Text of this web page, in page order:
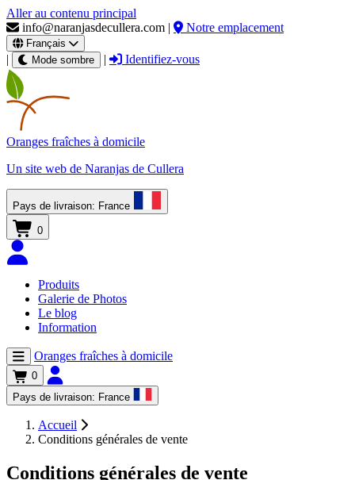
Aller au contenu principal
info@naranjasdecullera.com | Notre emplacement
Français
| Mode sombre | Identifiez-vous
Oranges fraîches à domicile
Un site web de Naranjas de Cullera
Pays de livraison: France
0
Produits
Galerie de Photos
Le blog
Information
Oranges fraîches à domicile
0
Pays de livraison: France
Accueil
Conditions générales de vente
Conditions générales de vente